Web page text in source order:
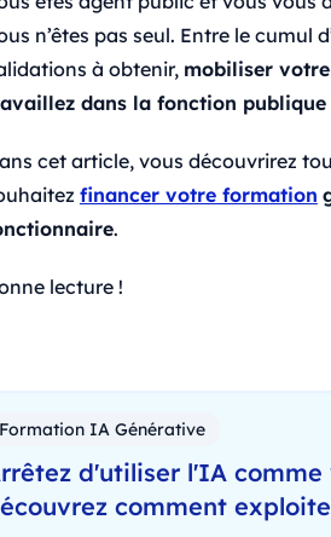
n’êtes pas seul. Entre le cumul
à obtenir, mobiliser
dans la fonction
cet article, vous découvrirez
financer votre formation
.
lecture !
Formation IA Générative
d'utiliser l'IA comme
comment